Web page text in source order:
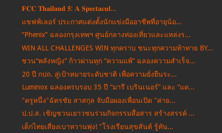
𝐅𝐂𝐂 𝐓𝐡𝐚𝐢𝐥𝐚𝐧𝐝 𝟓: 𝐀 𝐒𝐩𝐞𝐜𝐭𝐚𝐜𝐮𝐥...
แชฟฟ์เลอร์ ประกาศแต่งตั้งนักแข่งมืออาชีพที่อายุน้อ...
“Phenix” ฉลองกรุงเทพฯ ศูนย์กลางท่องเที่ยวและแหล่งร...
WIN ALL CHALLENGES WIN ทุกคราบ ชนะทุกความท้าทาย BY...
ชวน“พลังหญิง” ก้าวผ่านทุก “ความแพ้” ฉลองความสำเร็จ...
20 ปี กปถ. สู่เป้าหมายระดับชาติ เพื่อความยั่งยืนระ...
Luminox ฉลองครบรอบ 35 ปี “มารี เบรินเนอร์” และ “แด...
"ครูหนึ่ง"ฉัตรชัย สาสกุล จับมือผองเพื่อนเปิด "ค่าย...
ป.ป.ส. เชิญชวนเยาวชนร่วมกิจกรรมสื่อสาร สร้างสรรค์ ...
เด็กไทยเสี่ยงเบาหวานพุ่ง! "โรงเรียนสุขสันต์ รู้ทัน...